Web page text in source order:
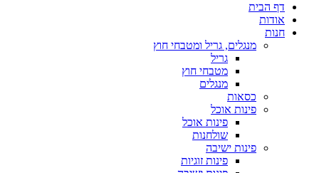
דף הבית
אודות
חנות
מנגלים, גריל ומטבחי חוץ
גריל
מטבחי חוץ
מנגלים
כסאות
פינות אוכל
פינות אוכל
שולחנות
פינות ישיבה
פינות זוגיות